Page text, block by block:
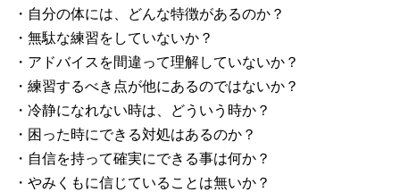
・自分の体には、どんな特徴があるのか？
・無駄な練習をしていないか？
・アドバイスを間違って理解していないか？
・練習するべき点が他にあるのではないか？
・冷静になれない時は、どういう時か？
・困った時にできる対処はあるのか？
・自信を持って確実にできる事は何か？
・やみくもに信じていることは無いか？